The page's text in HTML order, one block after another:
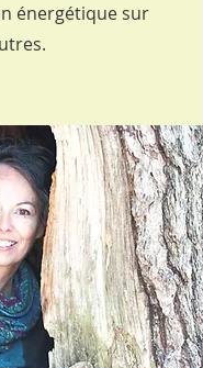
énergétique sur